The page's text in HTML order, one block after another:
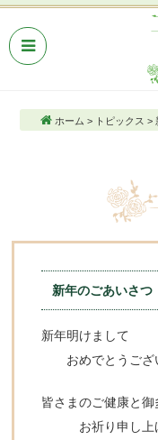
ホーム > トピックス >
新年のごあいさつ
新年明けまして
おめでとうござ
皆さまのご健康と御
お祈り申し上